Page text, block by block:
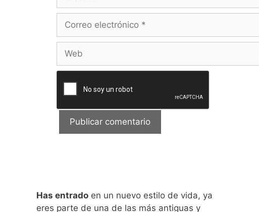
Correo
Web
Has entrado en un nuevo estilo de vida, ya
eres parte de una de las más antiguas y